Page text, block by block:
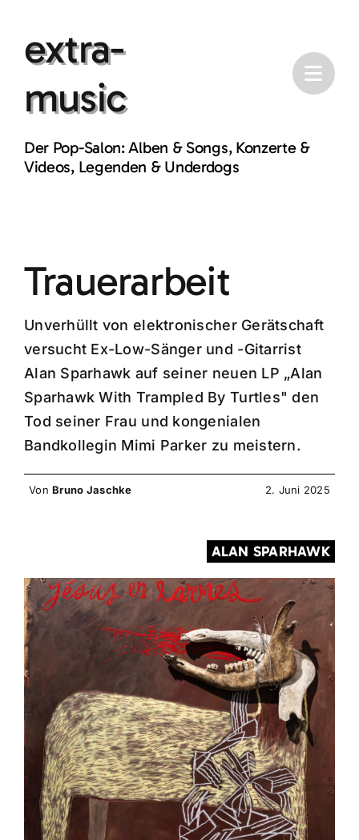
contentextra-
music
Der Pop-Salon: Alben & Songs, Konzerte &
Videos, Legenden & Underdogs
Trauerarbeit
Unverhüllt von elektronischer Gerätschaft
versucht Ex-Low-Sänger und -Gitarrist
Alan Sparhawk auf seiner neuen LP „Alan
Sparhawk With Trampled By Turtles" den
Tod seiner Frau und kongenialen
Bandkollegin Mimi Parker zu meistern.
VonBruno Jaschke 2. Juni 2025
ALAN SPARHAWK